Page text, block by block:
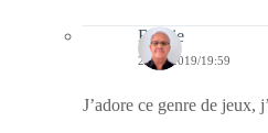
Bernie
22/11/2019/19:59
J’adore ce genre de jeux,